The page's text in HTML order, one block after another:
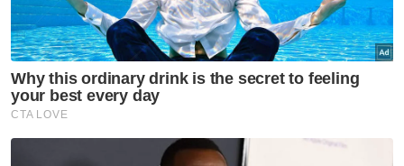
Belanjawan Selangor 2025: 'Tumpuan ekonomi
bandar hanya untungkan korporat'
Belanjawan Selangor 2025: RM3 bilion perbelanjaan
mengurus, pembangunan
Malaysia seru krisis Sudan diberi perhatian Global
pada persidangan